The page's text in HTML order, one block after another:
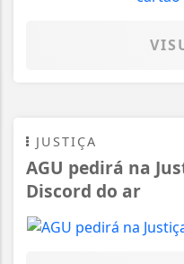
JUSTIÇA
AGU pedirá na
Discord do ar